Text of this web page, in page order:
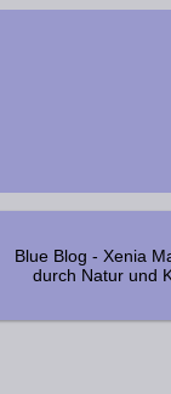
Blue Blog - Xenia
durch Natur und